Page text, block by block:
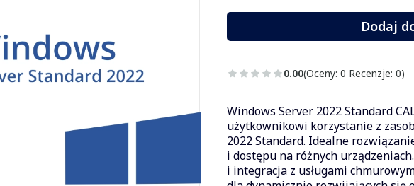
Dodaj
0.00(Oceny: 0 Recenzje: 0)
Windows Server 2022 Standard
użytkownikowi korzystanie z
2022 Standard. Idealne
i dostępu na różnych
i integracja z usługami